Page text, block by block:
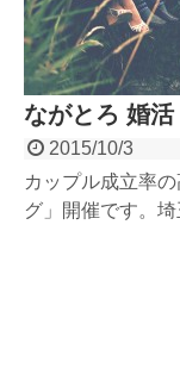
ながとろ 婚
2015/10/3
カップル成立率
グ」開催です。